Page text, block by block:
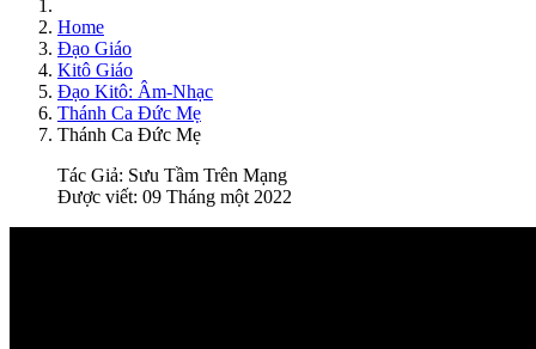
Home
Đạo Giáo
Kitô Giáo
Đạo Kitô: Âm-Nhạc
Thánh Ca Đức Mẹ
Thánh Ca Đức Mẹ
Tác Giả: Sưu Tầm Trên Mạng
Được viết: 09 Tháng một 2022